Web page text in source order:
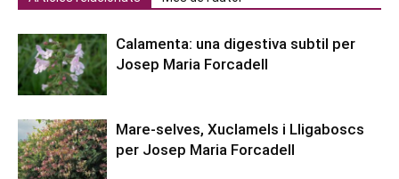
Calamenta: una digestiva subtil per
Josep Maria Forcadell
Mare-selves, Xuclamels i Lligaboscs
per Josep Maria Forcadell